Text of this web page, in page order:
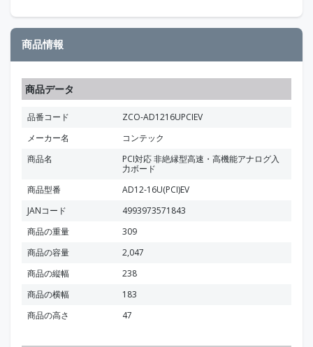
商品情報
商品データ
品番コード
ZCO-AD1216UPCIEV
メーカー名
コンテック
商品名
PCI対応 非絶縁型高速・高機能アナログ入
力ボード
商品型番
AD12-16U(PCI)EV
JANコード
4993973571843
商品の重量
309
商品の容量
2,047
商品の縦幅
238
商品の横幅
183
商品の高さ
47